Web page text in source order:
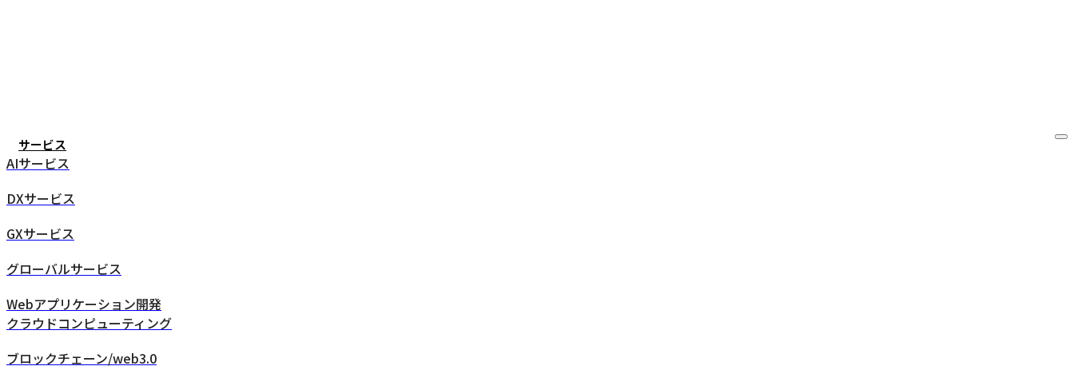
サービス
AIサービス
DXサービス
GXサービス
グローバルサービス
Webアプリケーション開発
クラウドコンピューティング
ブロックチェーン/web3.0